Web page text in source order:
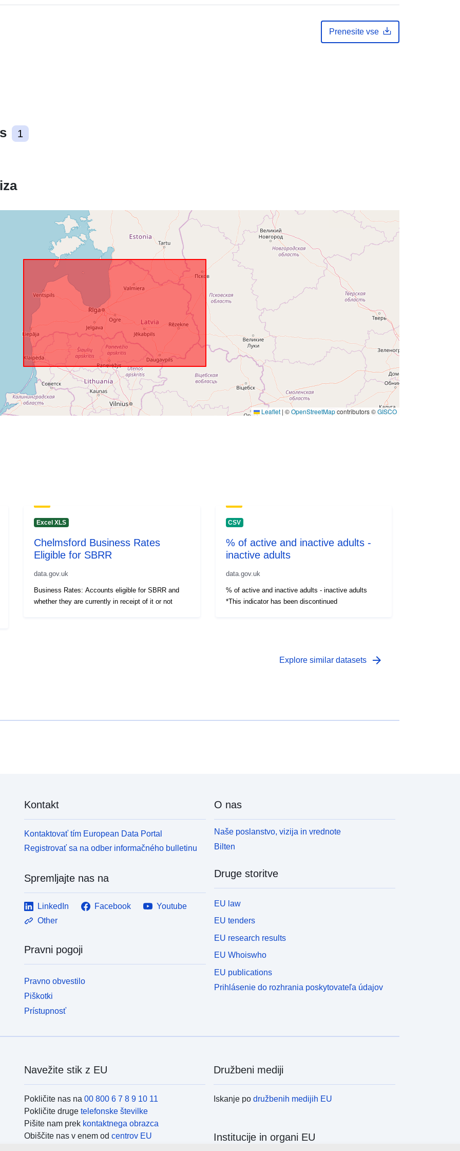
Prenesite vse
1
Leaflet | ©OpenStreetMapcontributors ©GISCO
uriRef:
http://data.europa.eu/88u/dataset/a8
7b053b-a2b9-4f81-ad72-
Excel XLS
Chelmsford Business Rates
Eligible for SBRR
data.gov.uk
Business Rates: Accounts eligible for SBRR and
whether they are currently in receipt of it or not
CSV
% of active and inactive adults -
inactive adults
data.gov.uk
% of active and inactive adults - inactive adults
*This indicator has been discontinued
Explore similar datasets arrow_forward
Kontakt
Kontaktovať tím European Data Portal
Registrovať sa na odber informačného bulletinu
Spremljajte nas na
LinkedIn Facebook
Youtube
Other
Pravni pogoji
Pravno obvestilo
Piškotki
Prístupnosť
O nas
Naše poslanstvo, vizija in vrednote
Bilten
Druge storitve
EU law
EU tenders
EU research results
EU Whoiswho
EU publications
Prihlásenie do rozhrania poskytovateľa údajov
Navežite stik z EU
Pokličite nas na 00 800 6 7 8 9 10 11
Pokličite druge telefonske številke
Pišite nam prek kontaktnega obrazca
Obiščite nas v enem od centrov EU
Družbeni mediji
Iskanje podružbenih medijih EU
Institucije in organi EU